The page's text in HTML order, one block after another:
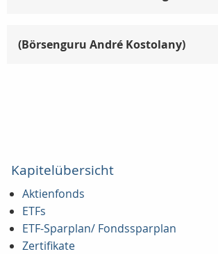
(Börsenguru André Kostolany)
Kapitelübersicht
Aktienfonds
ETFs
ETF-Sparplan/ Fondssparplan
Zertifikate